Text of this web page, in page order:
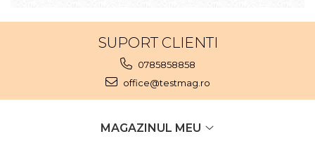
SUPORT CLIENTI
0785858858
office@testmag.ro
MAGAZINUL MEU